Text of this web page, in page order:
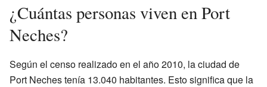
¿Cuántas personas viven en Port
Neches?
Según el censo realizado en el año 2010, la ciudad de
Port Neches tenía 13.040 habitantes. Esto significa que la